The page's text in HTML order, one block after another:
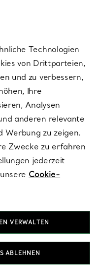
Technologien
von Drittparteien,
und zu verbessern,
Ihre
Analysen
anderen relevante
Werbung zu zeigen.
Zwecke zu erfahren
jederzeit
Cookie-
VERWALTEN
ABLEHNEN